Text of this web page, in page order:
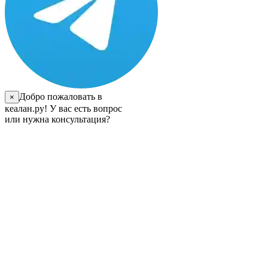
×
Добро пожаловать в
кеалан.ру! У вас есть вопрос
или нужна консультация?